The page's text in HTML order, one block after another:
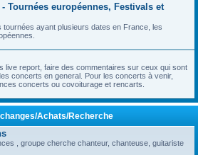
Tournées européennes, Festivals et
ayant plusieurs dates en France, les
live report, faire des commentaires sur ceux qui sont
concerts en general. Pour les concerts à venir,
concerts ou covoiturage et rencarts.
Achats/Recherche
, groupe cherche chanteur, chanteuse, guitariste